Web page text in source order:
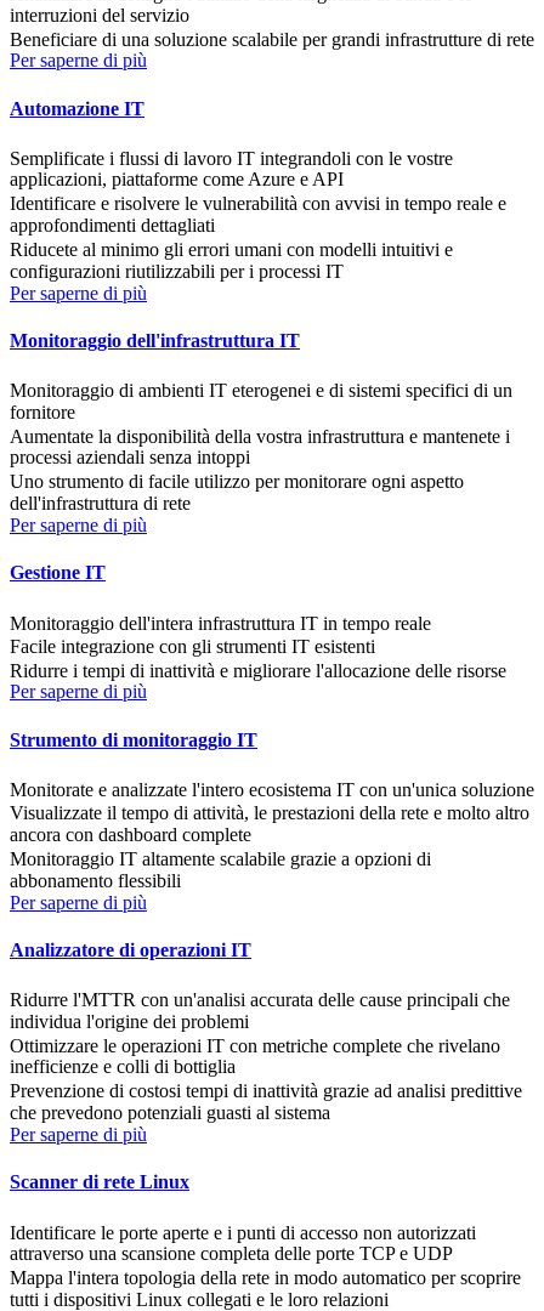
interruzioni del servizio
Beneficiare di una soluzione scalabile per grandi infrastrutture di rete
Per saperne di più
Automazione IT
Semplificate i flussi di lavoro IT integrandoli con le vostre
applicazioni, piattaforme come Azure e API
Identificare e risolvere le vulnerabilità con avvisi in tempo reale e
approfondimenti dettagliati
Riducete al minimo gli errori umani con modelli intuitivi e
configurazioni riutilizzabili per i processi IT
Per saperne di più
Monitoraggio dell'infrastruttura IT
Monitoraggio di ambienti IT eterogenei e di sistemi specifici di un
fornitore
Aumentate la disponibilità della vostra infrastruttura e mantenete i
processi aziendali senza intoppi
Uno strumento di facile utilizzo per monitorare ogni aspetto
dell'infrastruttura di rete
Per saperne di più
Gestione IT
Monitoraggio dell'intera infrastruttura IT in tempo reale
Facile integrazione con gli strumenti IT esistenti
Ridurre i tempi di inattività e migliorare l'allocazione delle risorse
Per saperne di più
Strumento di monitoraggio IT
Monitorate e analizzate l'intero ecosistema IT con un'unica soluzione
Visualizzate il tempo di attività, le prestazioni della rete e molto altro
ancora con dashboard complete
Monitoraggio IT altamente scalabile grazie a opzioni di
abbonamento flessibili
Per saperne di più
Analizzatore di operazioni IT
Ridurre l'MTTR con un'analisi accurata delle cause principali che
individua l'origine dei problemi
Ottimizzare le operazioni IT con metriche complete che rivelano
inefficienze e colli di bottiglia
Prevenzione di costosi tempi di inattività grazie ad analisi predittive
che prevedono potenziali guasti al sistema
Per saperne di più
Scanner di rete Linux
Identificare le porte aperte e i punti di accesso non autorizzati
attraverso una scansione completa delle porte TCP e UDP
Mappa l'intera topologia della rete in modo automatico per scoprire
tutti i dispositivi Linux collegati e le loro relazioni